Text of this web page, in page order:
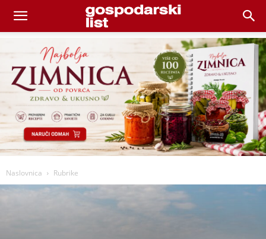
Naslovnica Rubrike